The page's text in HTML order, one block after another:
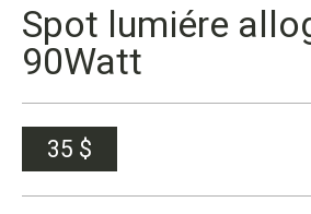
Spot lumiére
90Watt
35 $